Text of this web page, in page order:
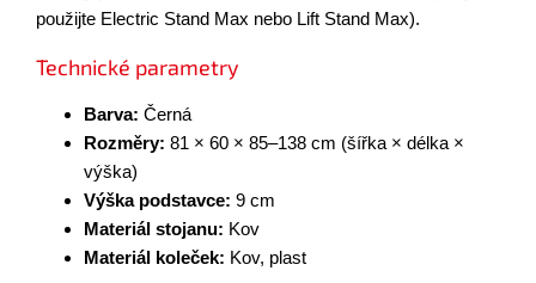
použijte Electric Stand Max nebo Lift Stand Max).
Technické parametry
Barva: Černá
Rozměry: 81 × 60 × 85–138 cm (šířka × délka ×
výška)
Výška podstavce: 9 cm
Materiál stojanu: Kov
Materiál koleček: Kov, plast